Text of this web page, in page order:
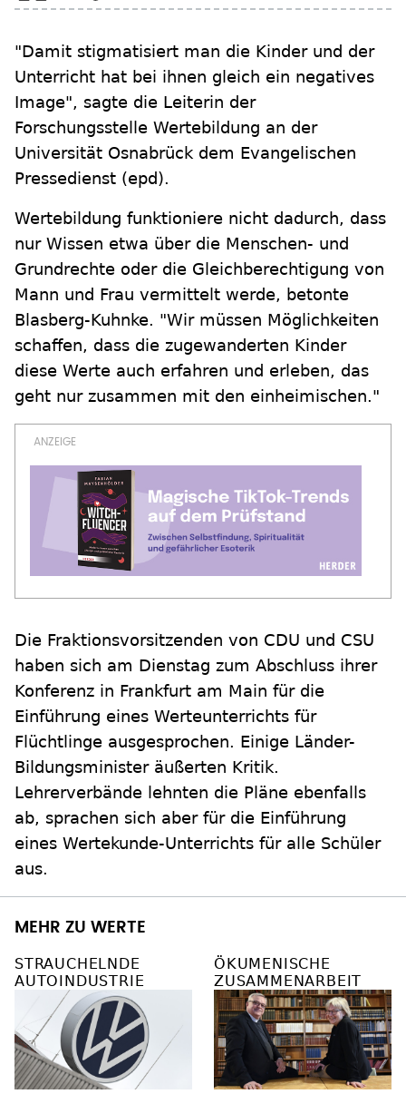
"Damit stigmatisiert man die Kinder und der
Unterricht hat bei ihnen gleich ein negatives
Image", sagte die Leiterin der
Forschungsstelle Wertebildung an der
Universität Osnabrück dem Evangelischen
Pressedienst (epd).
Wertebildung funktioniere nicht dadurch, dass
nur Wissen etwa über die Menschen- und
Grundrechte oder die Gleichberechtigung von
Mann und Frau vermittelt werde, betonte
Blasberg-Kuhnke. "Wir müssen Möglichkeiten
schaffen, dass die zugewanderten Kinder
diese Werte auch erfahren und erleben, das
geht nur zusammen mit den einheimischen."
Die Fraktionsvorsitzenden von CDU und CSU
haben sich am Dienstag zum Abschluss ihrer
Konferenz in Frankfurt am Main für die
Einführung eines Werteunterrichts für
Flüchtlinge ausgesprochen. Einige Länder-
Bildungsminister äußerten Kritik.
Lehrerverbände lehnten die Pläne ebenfalls
ab, sprachen sich aber für die Einführung
eines Wertekunde-Unterrichts für alle Schüler
aus.
MEHR ZU WERTE
STRAUCHELNDE
AUTOINDUSTRIE
ÖKUMENISCHE
ZUSAMMENARBEIT